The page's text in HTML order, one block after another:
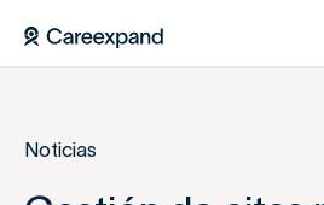
Noticias